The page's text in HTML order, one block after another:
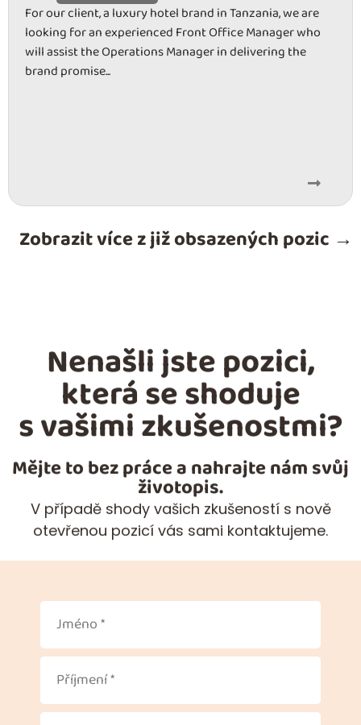
For our client, a luxury hotel brand in Tanzania, we are
looking for an experienced Front Office Manager who
will assist the Operations Manager in delivering the
brand promise...
Zobrazit více z již obsazených pozic →
Nenašli jste pozici,
která se shoduje
s vašimi zkušenostmi?
Mějte to bez práce a nahrajte nám svůj
životopis.
V případě shody vašich zkušeností s nově
otevřenou pozicí vás sami kontaktujeme.